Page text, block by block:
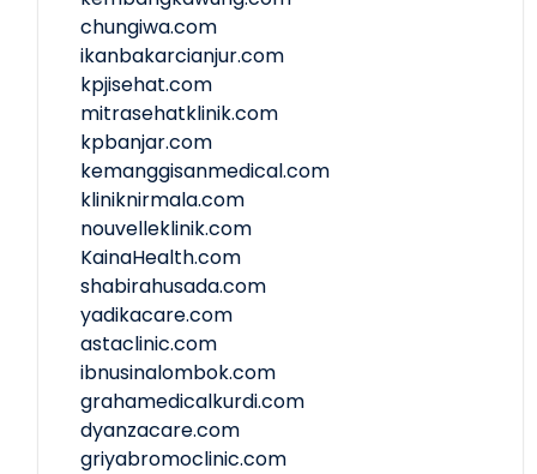
chungiwa.com
ikanbakarcianjur.com
kpjisehat.com
mitrasehatklinik.com
kpbanjar.com
kemanggisanmedical.com
kliniknirmala.com
nouvelleklinik.com
KainaHealth.com
shabirahusada.com
yadikacare.com
astaclinic.com
ibnusinalombok.com
grahamedicalkurdi.com
dyanzacare.com
griyabromoclinic.com